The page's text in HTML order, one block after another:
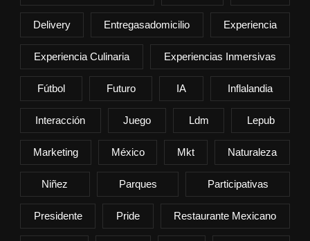
Delivery Entregasadomicilio Experiencia
Experiencia Culinaria Experiencias Inmersivas
Fútbol Futuro IA Inflalandia
Interacción Juego Ldm Lepub
Marketing México Mkt Naturaleza
Niñez Parques Participativas
Presidente Pride Restaurante Mexicano